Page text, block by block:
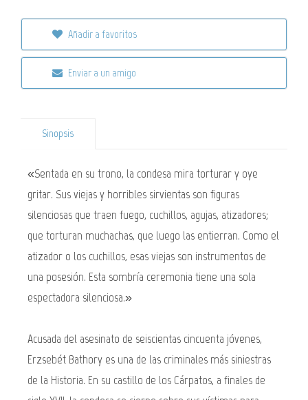
Añadir a favoritos
Enviar a un amigo
Sinopsis
«Sentada en su trono, la condesa mira torturar y oye
gritar. Sus viejas y horribles sirvientas son figuras
silenciosas que traen fuego, cuchillos, agujas, atizadores;
que torturan muchachas, que luego las entierran. Como el
atizador o los cuchillos, esas viejas son instrumentos de
una posesión. Esta sombría ceremonia tiene una sola
espectadora silenciosa.»
Acusada del asesinato de seiscientas cincuenta jóvenes,
Erzsebét Bathory es una de las criminales más siniestras
de la Historia. En su castillo de los Cárpatos, a finales de